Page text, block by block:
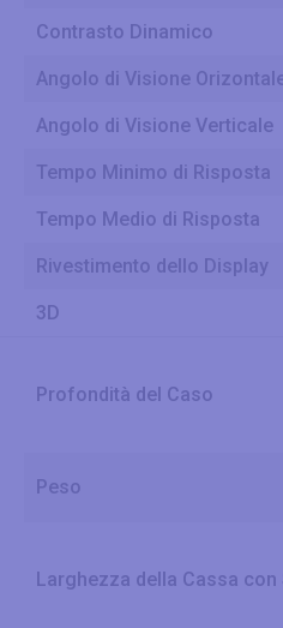
Contrasto Dinamico
Angolo di Visione
Angolo di Visione Verticale
Tempo Minimo di Risposta
Tempo Medio di Risposta
Rivestimento dello Display
3D
Profondità del Caso
Peso
Larghezza della Cassa con